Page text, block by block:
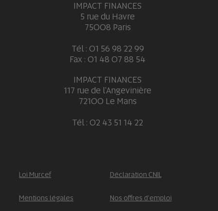
IMPACT FINANCES
5 rue du Havre
75008 Paris
Tél : 01 56 98 22 99
Fax : 01 48 07 88 54
IMPACT FINANCES
117 rue de l'Angevinière
72100 Le Mans
Tél : 02 43 51 14 22
Loi Murcef Déclaration CNIL
Mentions légales Nos offres d'emploi